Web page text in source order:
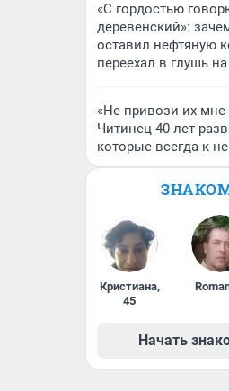
«С гордостью
деревенский»:
оставил нефтяную
переехал в глушь
«Не привози их мне
Читинец 40 лет
которые всегда к
Кристиана,
45
Начать